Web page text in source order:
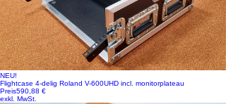
NEU!
Flightcase 4-delig Roland V-600UHD incl. monitorplateau
Preis590,88 €
exkl. MwSt.